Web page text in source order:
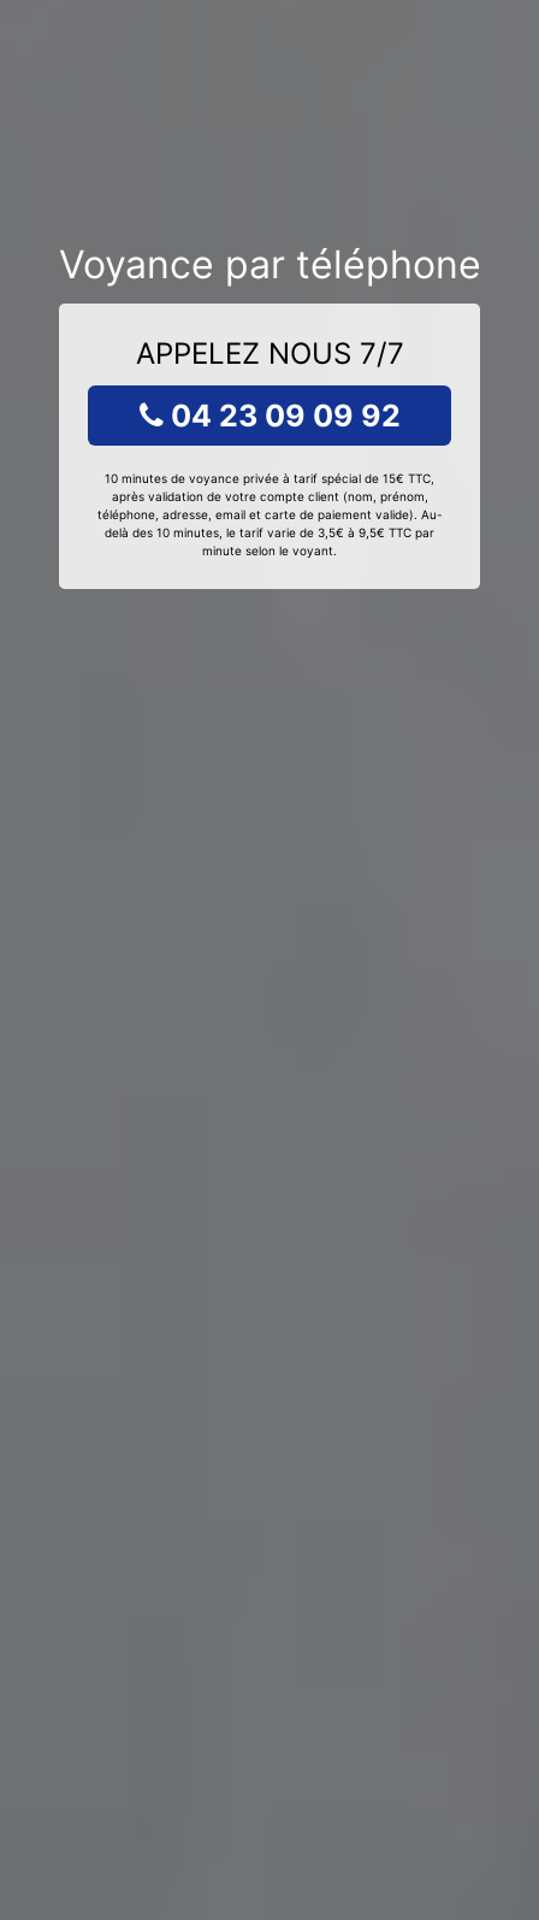
Voyance par téléphone
APPELEZ NOUS 7/7
04 23 09 09 92
10 minutes de voyance privée à tarif spécial de 15€ TTC,
après validation de votre compte client (nom, prénom,
téléphone, adresse, email et carte de paiement valide). Au-
delà des 10 minutes, le tarif varie de 3,5€ à 9,5€ TTC par
minute selon le voyant.